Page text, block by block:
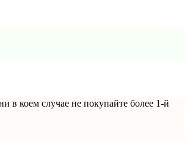
в коем случае не покупайте более 1-й